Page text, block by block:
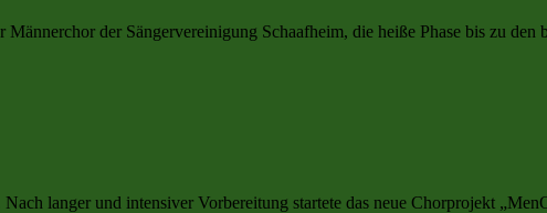
der Sängervereinigung Schaafheim, die heiße Phase bis zu
langer und intensiver Vorbereitung startete das neue Chorprojekt